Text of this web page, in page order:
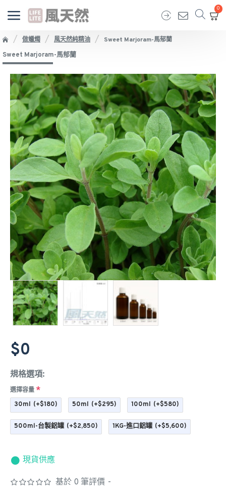
0
做蠟燭 風天然純精油
Sweet Marjoram-馬郁蘭
Sweet Marjoram-馬郁蘭
現貨供應
基於 0 筆評價 -
$0
規格選項:
選擇容量
30ml (+$180) 50ml (+$295) 100ml (+$580)
500ml-台製鋁罐 (+$2,850) 1KG-進口鋁罐 (+$5,600)